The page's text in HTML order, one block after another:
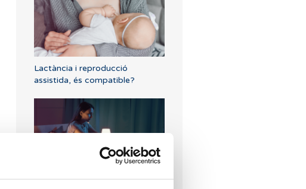
Lactància i reproducció
assistida, és compatible?
Com suportar un avortament